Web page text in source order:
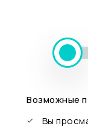
Возможные
Вы